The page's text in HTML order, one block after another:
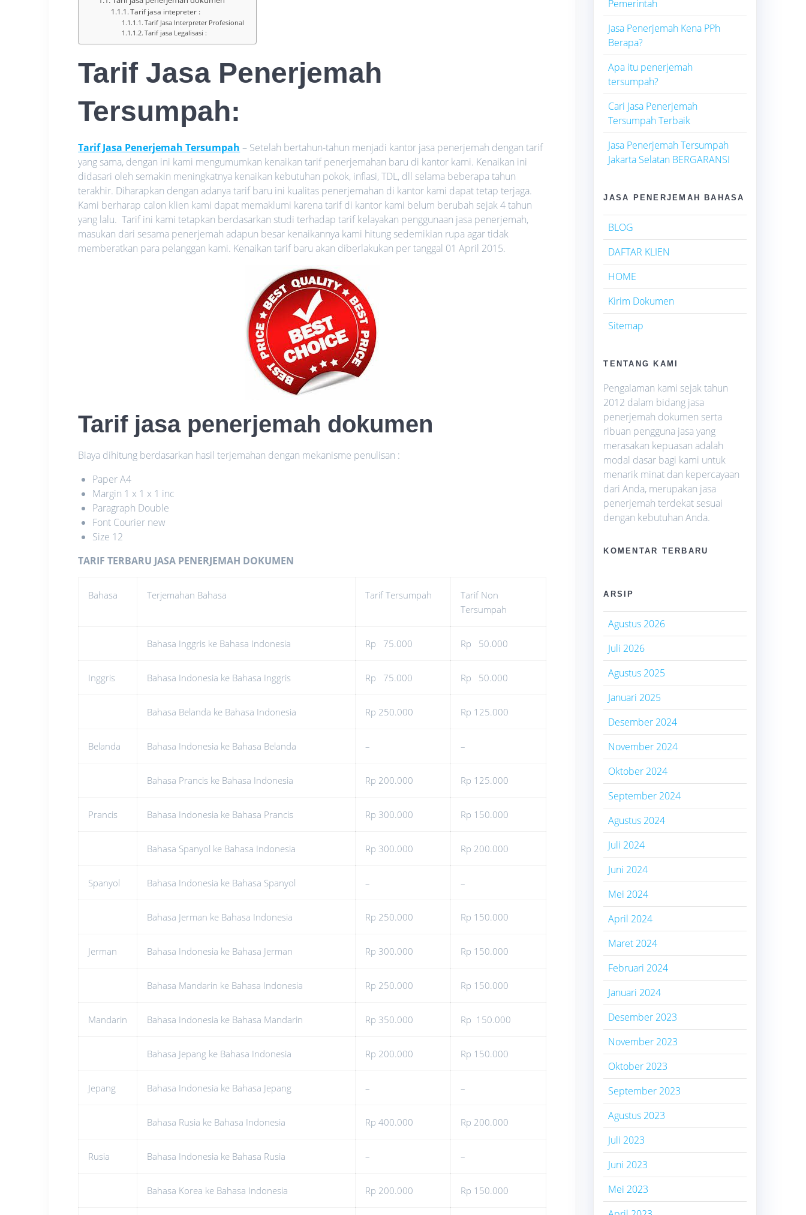
Tarif jasa intepreter :
Tarif Jasa Interpreter Profesional
Tarif jasa Legalisasi :
Tarif Jasa Penerjemah
Tersumpah:
Tarif Jasa Penerjemah Tersumpah – Setelah bertahun-tahun menjadi kantor jasa penerjemah dengan tarif
yang sama, dengan ini kami mengumumkan kenaikan tarif penerjemahan baru di kantor kami. Kenaikan ini
didasari oleh semakin meningkatnya kenaikan kebutuhan pokok, inflasi, TDL, dll selama beberapa tahun
terakhir. Diharapkan dengan adanya tarif baru ini kualitas penerjemahan di kantor kami dapat tetap terjaga.
Kami berharap calon klien kami dapat memaklumi karena tarif di kantor kami belum berubah sejak 4 tahun
yang lalu. Tarif ini kami tetapkan berdasarkan studi terhadap tarif kelayakan penggunaan jasa penerjemah,
masukan dari sesama penerjemah adapun besar kenaikannya kami hitung sedemikian rupa agar tidak
memberatkan para pelanggan kami. Kenaikan tarif baru akan diberlakukan per tanggal 01 April 2015.
Tarif jasa penerjemah dokumen
Biaya dihitung berdasarkan hasil terjemahan dengan mekanisme penulisan :
Paper A4
Margin 1 x 1 x 1 inc
Paragraph Double
Font Courier new
Size 12
TARIF TERBARU JASA PENERJEMAH DOKUMEN
Bahasa Terjemahan Bahasa Tarif Tersumpah
Tarif Non
Tersumpah
Bahasa Inggris ke Bahasa Indonesia Rp 75.000 Rp 50.000
Inggris Bahasa Indonesia ke Bahasa Inggris Rp 75.000 Rp 50.000
Bahasa Belanda ke Bahasa Indonesia Rp 250.000 Rp 125.000
Belanda Bahasa Indonesia ke Bahasa Belanda – –
Bahasa Prancis ke Bahasa Indonesia Rp 200.000 Rp 125.000
Prancis Bahasa Indonesia ke Bahasa Prancis Rp 300.000 Rp 150.000
Bahasa Spanyol ke Bahasa Indonesia Rp 300.000 Rp 200.000
Spanyol Bahasa Indonesia ke Bahasa Spanyol – –
Bahasa Jerman ke Bahasa Indonesia Rp 250.000 Rp 150.000
Jerman Bahasa Indonesia ke Bahasa Jerman Rp 300.000 Rp 150.000
Bahasa Mandarin ke Bahasa Indonesia Rp 250.000 Rp 150.000
Mandarin Bahasa Indonesia ke Bahasa Mandarin Rp 350.000 Rp 150.000
Bahasa Jepang ke Bahasa Indonesia Rp 200.000 Rp 150.000
Jepang Bahasa Indonesia ke Bahasa Jepang – –
Bahasa Rusia ke Bahasa Indonesia Rp 400.000 Rp 200.000
Rusia Bahasa Indonesia ke Bahasa Rusia – –
Bahasa Korea ke Bahasa Indonesia Rp 200.000 Rp 150.000
Pemerintah
Jasa Penerjemah Kena PPh
Berapa?
Apa itu penerjemah
tersumpah?
Cari Jasa Penerjemah
Tersumpah Terbaik
Jasa Penerjemah Tersumpah
Jakarta Selatan BERGARANSI
JASA PENERJEMAH BAHASA
BLOG
DAFTAR KLIEN
HOME
Kirim Dokumen
Sitemap
TENTANG KAMI
Pengalaman kami sejak tahun
2012 dalam bidang jasa
penerjemah dokumen serta
ribuan pengguna jasa yang
merasakan kepuasan adalah
modal dasar bagi kami untuk
menarik minat dan kepercayaan
dari Anda, merupakan jasa
penerjemah terdekat sesuai
dengan kebutuhan Anda.
KOMENTAR TERBARU
ARSIP
Agustus 2026
Juli 2026
Agustus 2025
Januari 2025
Desember 2024
November 2024
Oktober 2024
September 2024
Agustus 2024
Juli 2024
Juni 2024
Mei 2024
April 2024
Maret 2024
Februari 2024
Januari 2024
Desember 2023
November 2023
Oktober 2023
September 2023
Agustus 2023
Juli 2023
Juni 2023
Mei 2023